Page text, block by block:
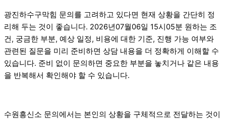
광진하수구막힘 문의를 고려하고 있다면 현재 상황을 간단히 정
리해 두는 것이 좋습니다. 2026년07월06일 15시05분 원하는 조
건, 궁금한 부분, 예상 일정, 비용에 대한 기준, 진행 가능 여부와
관련된 질문을 미리 준비하면 상담 내용을 더 정확하게 이해할 수
있습니다. 준비 없이 문의하면 중요한 부분을 놓치거나 같은 내용
을 반복해서 확인해야 할 수 있습니다.
수원흥신소 문의에서는 본인의 상황을 구체적으로 전달하는 것이